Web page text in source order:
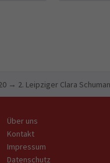
→ 2. Leipziger Clara
Über uns
Kontakt
Impressum
Datenschutz